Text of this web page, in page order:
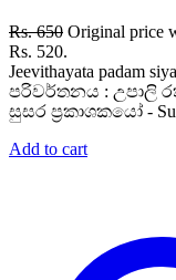
Rs.650 Original price
Rs. 520.
Jeevithayata padam
පරිවර්තනය : උපාලි
සුසර ප්‍රකාශකයෝ -
Add to cart